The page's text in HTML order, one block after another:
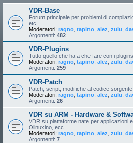
VDR-Base
Forum principale per problemi di
etc.
Moderatori: ragno tapino alez zulu
Argomenti: 482
VDR-Plugins
Tutto quello che ha a che fare con i plugins.
Moderatori: ragno tapino alez zulu
Argomenti: 259
VDR-Patch
Patch, script, modifiche al codice sorgente
Moderatori: ragno tapino alez zulu
Argomenti: 26
VDR su ARM - Hardware &
VDR su piattaforme nate per applicazioni
Olinuxino, ecc...
Moderatori: ragno tapino alez zulu
Argomenti: 7